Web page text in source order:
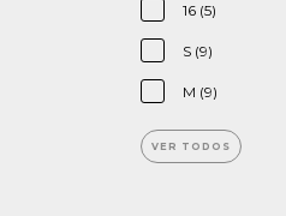
16 (5)
S (9)
M (9)
VER TODOS